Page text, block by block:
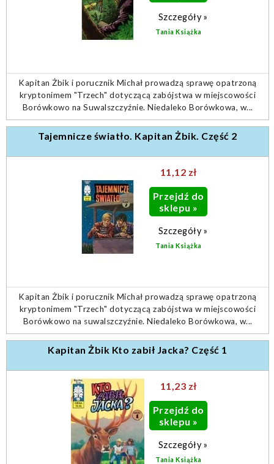
Szczegóły »
Tania Książka
Kapitan Żbik i porucznik Michał prowadzą sprawę opatrzoną
kryptonimem "Trzech" dotyczącą zabójstwa w miejscowości
Borówkowo na Suwalszczyźnie. Niedaleko Borówkowa, w...
Tajemnicze światło. Kapitan Żbik. Część 2
11,12 zł
Przejdź do
sklepu »
Szczegóły »
Tania Książka
Kapitan Żbik i porucznik Michał prowadzą sprawę opatrzoną
kryptonimem "Trzech" dotyczącą zabójstwa w miejscowości
Borówkowo na suwalszczyźnie. Niedaleko Borówkowa, w...
Kapitan Żbik Kto zabił Jacka? Część 1
11,23 zł
Przejdź do
sklepu »
Szczegóły »
Tania Książka